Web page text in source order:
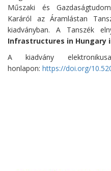
Műszaki és
Karáról az Áramlástan
kiadványban. A Tanszék
Infrastructures in Hungary
A kiadvány
honlapon: https://doi.org/